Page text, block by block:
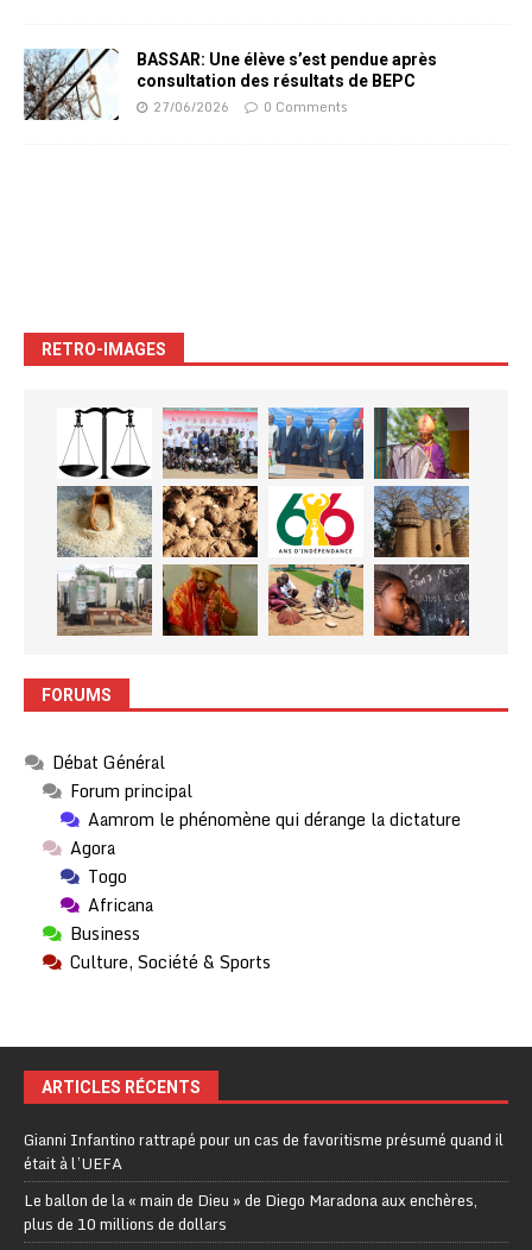
BASSAR: Une élève s’est pendue après
consultation des résultats de BEPC
27/06/2026 0 Comments
RETRO-IMAGES
FORUMS
Débat Général
Forum principal
Aamrom le phénomène qui dérange la dictature
Agora
Togo
Africana
Business
Culture, Société & Sports
ARTICLES RÉCENTS
Gianni Infantino rattrapé pour un cas de favoritisme présumé quand il
était à l’UEFA
Le ballon de la « main de Dieu » de Diego Maradona aux enchères,
plus de 10 millions de dollars